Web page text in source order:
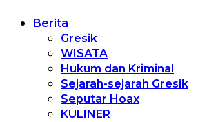
Berita
Gresik
WISATA
Hukum dan Kriminal
Sejarah-sejarah Gresik
Seputar Hoax
KULINER